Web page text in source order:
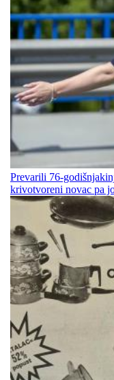
Prevarili 76-
krivotvoreni novac pa